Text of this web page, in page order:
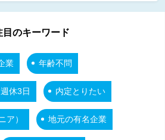
目のキーワード
業 年齢不問
週休3日 内定とりたい
ア） 地元の有名企業